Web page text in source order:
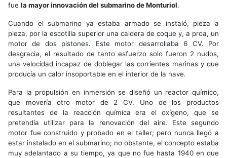
fue la mayor innovación del submarino de Monturiol.
Cuando el submarino ya estaba armado se instaló, pieza a
pieza, por la escotilla superior una caldera de coque y, a proa, un
motor de dos pistones. Este motor desarrollaba 6 CV. Por
desgracia, el resultado de tanto esfuerzo solo fueron 2 nudos,
una velocidad incapaz de doblegar las corrientes marinas y que
producía un calor insoportable en el interior de la nave.
Para la propulsión en inmersión se diseñó un reactor químico,
que movería otro motor de 2 CV. Uno de los productos
resultantes de la reacción química era el oxígeno, que se
pretendía utilizar para la renovación del aire. Este segundo
motor fue construido y probado en el taller; pero nunca llegó a
estar instalado en el submarino; no obstante, el concepto estaba
muy adelantado a su tiempo, ya que no fue hasta 1940 en que